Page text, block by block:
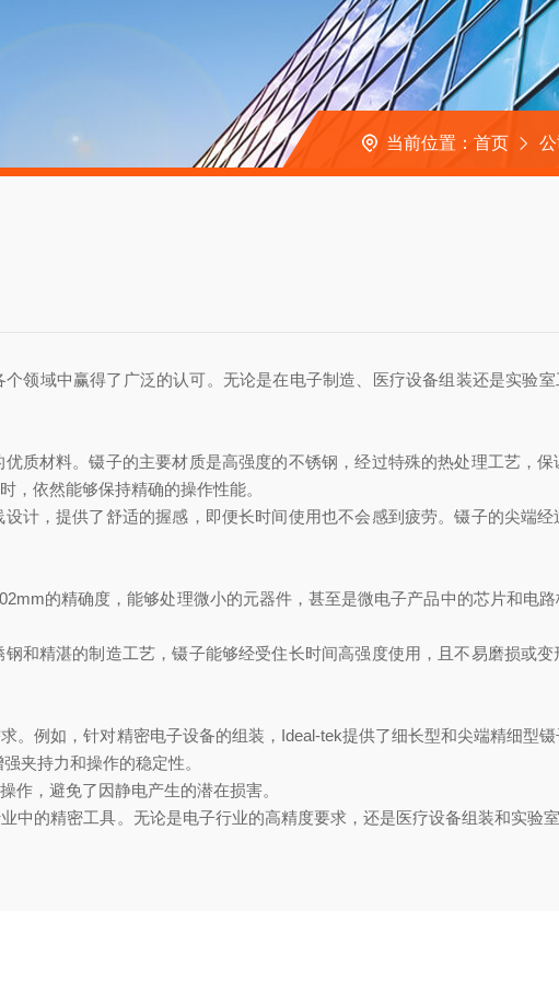
当前位置： 首页
域中赢得了广泛的认可。无论是在电子制造、医疗设备组装还是实验室
材料。镊子的主要材质是高强度的不锈钢，经过特殊的热处理工艺，保
，依然能够保持精确的操作性能。
，提供了舒适的握感，即便长时间使用也不会感到疲劳。镊子的尖端经
的精确度，能够处理微小的元器件，甚至是微电子产品中的芯片和电
精湛的制造工艺，镊子能够经受住长时间高强度使用，且不易磨损或变
例如，针对精密电子设备的组装，Ideal-tek提供了细长型和尖端精细型
夹持力和操作的稳定性。
，避免了因静电产生的潜在损害。
的精密工具。无论是电子行业的高精度要求，还是医疗设备组装和实验